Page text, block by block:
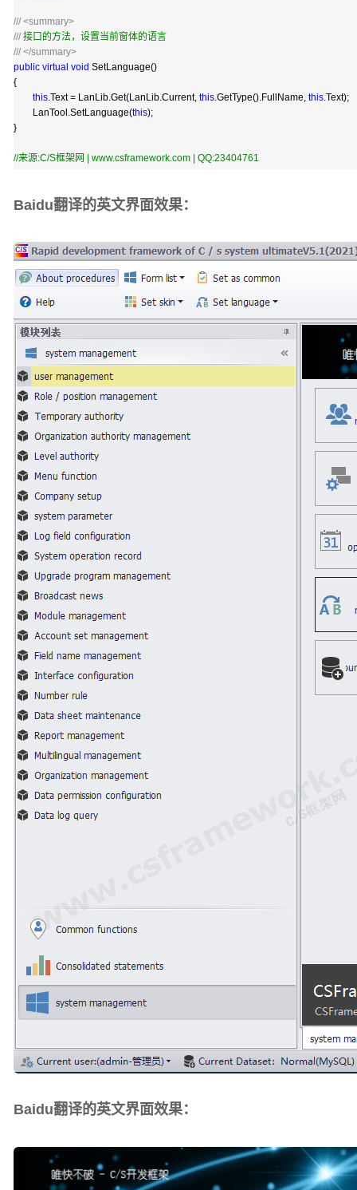
/// <summary>
/// 接口的方法，设置当前窗体的语言
/// </summary>
public virtual void SetLanguage()
{
this.Text= LanLib.Get(LanLib.Current, this.GetType().FullName, this.Text);
LanTool.SetLanguage(this);
}
//来源:C/S框架网 | www.csframework.com | QQ:23404761
Baidu翻译的英文界面效果：
Baidu翻译的英文界面效果：